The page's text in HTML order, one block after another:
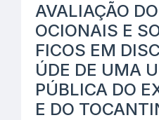
AVALIAÇÃO
OCIONAIS E
FICOS EM
ÚDE DE UMA
PÚBLICA DO
E DO